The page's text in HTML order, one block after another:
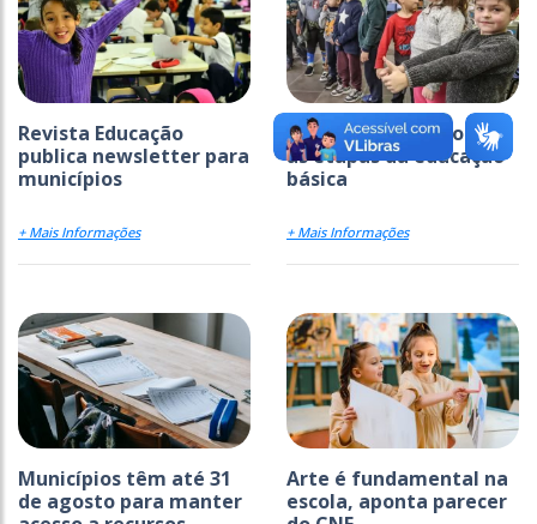
Revista Educação
publica newsletter para
municípios
+ Mais Informações
Ideb avança em todas
as etapas da educação
básica
+ Mais Informações
Municípios têm até 31
de agosto para manter
Arte é fundamental na
escola, aponta parecer